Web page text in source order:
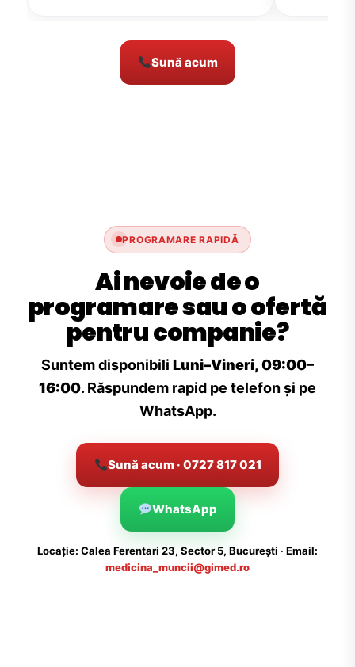
Sună acum
PROGRAMARE RAPIDĂ
Ai nevoie de o
programare sau o ofertă
pentru companie?
Suntem disponibili Luni–Vineri, 09:00–
16:00. Răspundem rapid pe telefon și pe
WhatsApp.
Sună acum · 0727 817 021
WhatsApp
Locație: Calea Ferentari 23, Sector 5, București · Email:
medicina_muncii@gimed.ro